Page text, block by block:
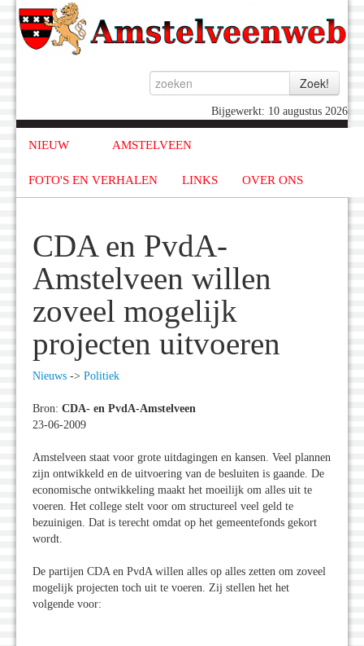
Bijgewerkt: 10 augustus 2026
NIEUW AMSTELVEEN
FOTO'S EN VERHALEN LINKS OVER ONS
CDA en PvdA-
Amstelveen willen
zoveel mogelijk
projecten uitvoeren
Nieuws -> Politiek
Bron: CDA- en PvdA-Amstelveen
23-06-2009
Amstelveen staat voor grote uitdagingen en kansen. Veel plannen
zijn ontwikkeld en de uitvoering van de besluiten is gaande. De
economische ontwikkeling maakt het moeilijk om alles uit te
voeren. Het college stelt voor om structureel veel geld te
bezuinigen. Dat is terecht omdat op het gemeentefonds gekort
wordt.
De partijen CDA en PvdA willen alles op alles zetten om zoveel
mogelijk projecten toch uit te voeren. Zij stellen het het
volgende voor: